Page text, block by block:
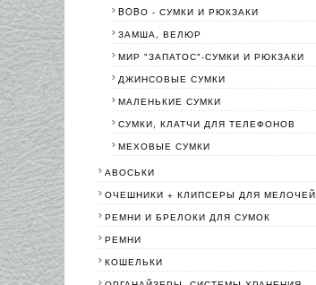
BOBО - СУМКИ И РЮКЗАКИ
ЗАМША, ВЕЛЮР
МИР "ЗАПАТОС"-СУМКИ И РЮКЗАКИ
ДЖИНСОВЫЕ СУМКИ
МАЛЕНЬКИЕ СУМКИ
СУМКИ, КЛАТЧИ ДЛЯ ТЕЛЕФОНОВ
МЕХОВЫЕ СУМКИ
АВОСЬКИ
ОЧЕШНИКИ + КЛИПСЕРЫ ДЛЯ МЕЛОЧЕЙ
РЕМНИ И БРЕЛОКИ ДЛЯ СУМОК
РЕМНИ
КОШЕЛЬКИ